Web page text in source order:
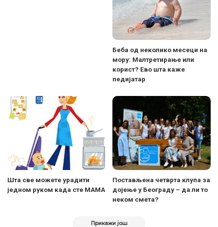
Беба од неколико месеци на
мору: Малтретирање или
корист? Ево шта каже
педијатар
Шта све можете урадити
једном руком када сте МАМА
Постављена четврта клупа за
дојење у Београду – да ли то
неком смета?
Прикажи још